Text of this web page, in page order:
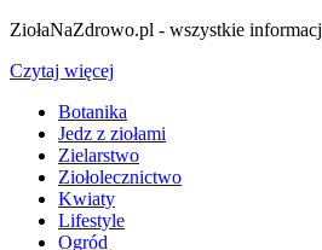
ZiołaNaZdrowo.pl - wszystkie
Czytaj więcej
Botanika
Jedz z ziołami
Zielarstwo
Ziołolecznictwo
Kwiaty
Lifestyle
Ogród